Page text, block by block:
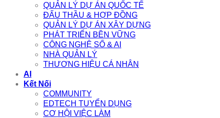
QUẢN LÝ DỰ ÁN QUỐC TẾ
ĐẤU THẦU & HỢP ĐỒNG
QUẢN LÝ DỰ ÁN XÂY DỰNG
PHÁT TRIỂN BỀN VỮNG
CÔNG NGHỆ SỐ & AI
NHÀ QUẢN LÝ
THƯƠNG HIỆU CÁ NHÂN
AI
Kết Nối
COMMUNITY
EDTECH TUYỂN DỤNG
CƠ HỘI VIỆC LÀM